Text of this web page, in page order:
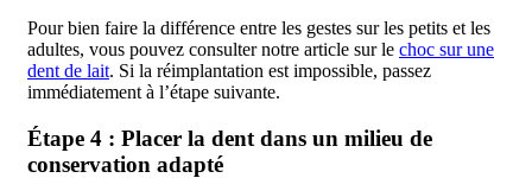
Pour bien faire la différence entre les gestes sur les petits et les
adultes, vous pouvez consulter notre article sur le choc sur une
dent de lait. Si la réimplantation est impossible, passez
immédiatement à l’étape suivante.
Étape 4 : Placer la dent dans un milieu de
conservation adapté